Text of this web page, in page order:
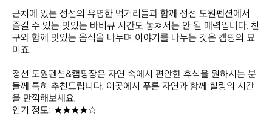
근처에 있는 정선의 유명한 먹거리들과 함께 정선 도원펜션에서
즐길 수 있는 맛있는 바비큐 시간도 놓쳐서는 안 될 매력입니다. 친
구와 함께 맛있는 음식을 나누며 이야기를 나누는 것은 캠핑의 묘
미죠.
정선 도원펜션&캠핑장은 자연 속에서 편안한 휴식을 원하시는 분
들께 특히 추천드립니다. 이곳에서 푸른 자연과 함께 힐링의 시간
을 만끽해보세요.
인기 정도: ★★★★☆